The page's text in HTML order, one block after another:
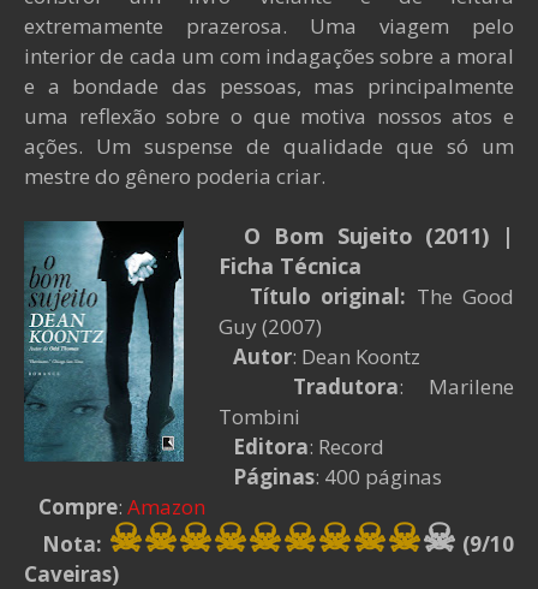
extremamente prazerosa. Uma viagem pelo
interior de cada um com indagações sobre a moral
e a bondade das pessoas, mas principalmente
uma reflexão sobre o que motiva nossos atos e
ações. Um suspense de qualidade que só um
mestre do gênero poderia criar.
O Bom Sujeito (2011)
|
Ficha Técnica
Título original: The Good
Guy (2007)
Autor: Dean Koontz
Tradutora: Marilene
Tombini
Editora: Record
Páginas: 400 páginas
Compre: Amazon
Nota: ☠☠☠☠☠☠☠☠☠☠ (9/10
Caveiras)